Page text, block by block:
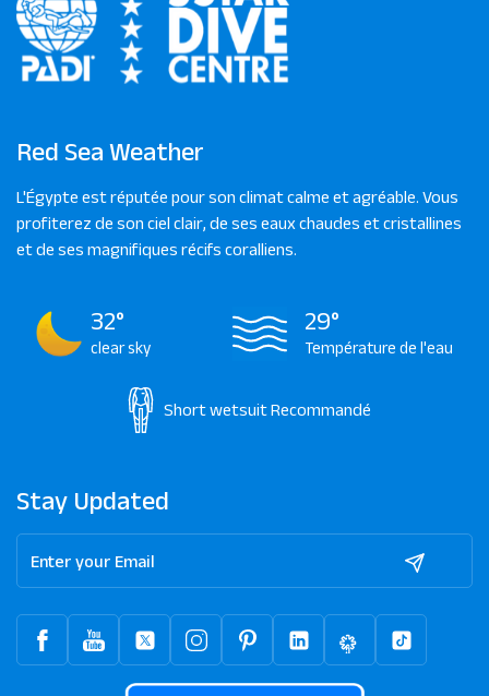
Red Sea Weather
L'Égypte est réputée pour son climat calme et agréable. Vous
profiterez de son ciel clair, de ses eaux chaudes et cristallines
et de ses magnifiques récifs coralliens.
32°
clear sky
29°
Température de l'eau
Short wetsuitRecommandé
Stay Updated